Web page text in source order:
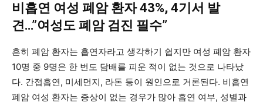
비흡연 여성 폐암 환자 43%, 4기서 발
견…”여성도 폐암 검진 필수”
흔히 폐암 환자는 흡연자라고 생각하기 쉽지만 여성 폐암 환자
10명 중 9명은 한 번도 담배를 피운 적이 없는 것으로 나타났
다. 간접흡연, 미세먼지, 라돈 등이 원인으로 거론된다. 비흡연
폐암 여성 환자는 증상이 없는 경우가 많아 흡연 여부, 성별과